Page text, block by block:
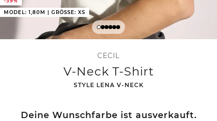
MODEL: 1,80M | GRÖSSE: XS
CECIL
V-Neck T-Shirt
-
STYLE LENA V-NECK
Deine Wunschfarbe ist ausverkauft.